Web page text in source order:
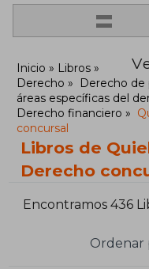
=
Inicio
Libros
Derecho
Derecho de
áreas específicas del
Derecho financiero
concursal
Libros de
Derecho
Encontramos 436
Ordenar